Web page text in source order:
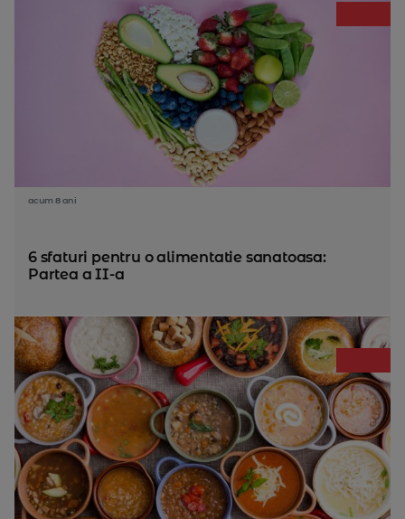
acum 8 ani
6 sfaturi pentru o alimentatie sanatoasa:
Partea a II-a